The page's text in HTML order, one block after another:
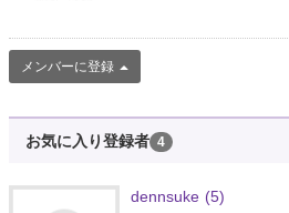
メンバーに登録
お気に入り登録者 4
dennsuke (5)